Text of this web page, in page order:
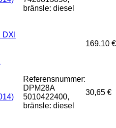
bränsle: diesel
169,10 €
Referensnummer:
DPM28A
5010422400,
bränsle: diesel
30,65 €